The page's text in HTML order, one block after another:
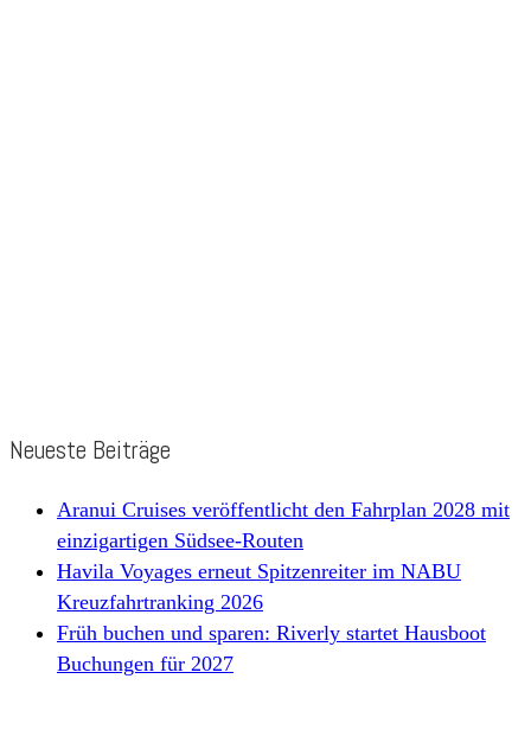
Neueste Beiträge
Aranui Cruises veröffentlicht den Fahrplan 2028 mit
einzigartigen Südsee-Routen
Havila Voyages erneut Spitzenreiter im NABU
Kreuzfahrtranking 2026
Früh buchen und sparen: Riverly startet Hausboot
Buchungen für 2027